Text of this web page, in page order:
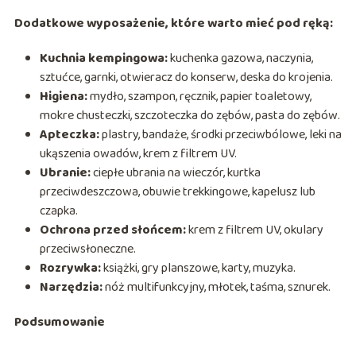
Dodatkowe wyposażenie, które warto mieć pod ręką:
Kuchnia kempingowa:kuchenka gazowa, naczynia,
sztućce, garnki, otwieracz do konserw, deska do krojenia.
Higiena:mydło, szampon, ręcznik, papier toaletowy,
mokre chusteczki, szczoteczka do zębów, pasta do zębów.
Apteczka:plastry, bandaże, środki przeciwbólowe, leki na
ukąszenia owadów, krem z filtrem UV.
Ubranie:ciepłe ubrania na wieczór, kurtka
przeciwdeszczowa, obuwie trekkingowe, kapelusz lub
czapka.
Ochrona przed słońcem:krem z filtrem UV, okulary
przeciwsłoneczne.
Rozrywka:książki, gry planszowe, karty, muzyka.
Narzędzia:nóż multifunkcyjny, młotek, taśma, sznurek.
Podsumowanie